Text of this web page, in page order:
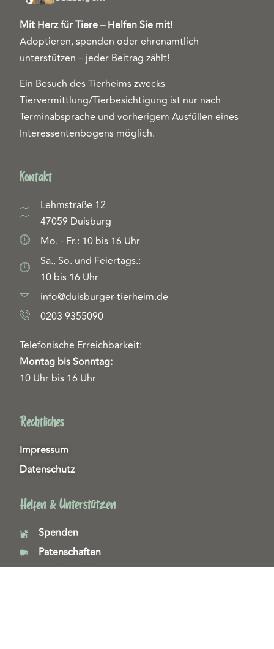
Mit Herz für Tiere – Helfen Sie mit!
Adoptieren, spenden oder ehrenamtlich
unterstützen – jeder Beitrag zählt!
Ein Besuch des Tierheims zwecks
Tiervermittlung/Tierbesichtigung ist nur nach
Terminabsprache und vorherigem Ausfüllen eines
Interessentenbogens möglich.
Kontakt
Lehmstraße 12
47059 Duisburg
Mo. - Fr.: 10 bis 16 Uhr
Sa., So. und Feiertags.:
10 bis 16 Uhr
info@duisburger-tierheim.de
0203 9355090
Telefonische Erreichbarkeit:
Montag bis Sonntag:
10 Uhr bis 16 Uhr
Rechtliches
Impressum
Datenschutz
Helfen & Unterstützen
Spenden
Patenschaften
Miedgliedschaften